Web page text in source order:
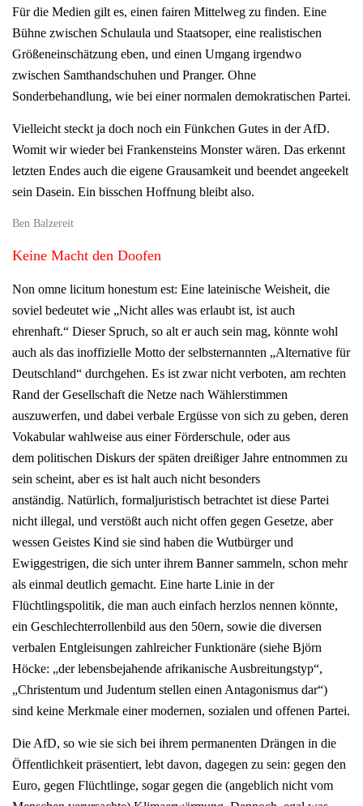
Für die Medien gilt es, einen fairen Mittelweg zu finden. Eine
Bühne zwischen Schulaula und Staatsoper, eine realistischen
Größeneinschätzung eben, und einen Umgang irgendwo
zwischen Samthandschuhen und Pranger. Ohne
Sonderbehandlung, wie bei einer normalen demokratischen Partei.
Vielleicht steckt ja doch noch ein Fünkchen Gutes in der AfD.
Womit wir wieder bei Frankensteins Monster wären. Das erkennt
letzten Endes auch die eigene Grausamkeit und beendet angeekelt
sein Dasein. Ein bisschen Hoffnung bleibt also.
Ben Balzereit
Keine Macht den Doofen
Non omne licitum honestum est: Eine lateinische Weisheit, die
soviel bedeutet wie „Nicht alles was erlaubt ist, ist auch
ehrenhaft.“ Dieser Spruch, so alt er auch sein mag, könnte wohl
auch als das inoffizielle Motto der selbsternannten „Alternative für
Deutschland“ durchgehen. Es ist zwar nicht verboten, am rechten
Rand der Gesellschaft die Netze nach Wählerstimmen
auszuwerfen, und dabei verbale Ergüsse von sich zu geben, deren
Vokabular wahlweise aus einer Förderschule, oder aus
dem politischen Diskurs der späten dreißiger Jahre entnommen zu
sein scheint, aber es ist halt auch nicht besonders
anständig. Natürlich, formaljuristisch betrachtet ist diese Partei
nicht illegal, und verstößt auch nicht offen gegen Gesetze, aber
wessen Geistes Kind sie sind haben die Wutbürger und
Ewiggestrigen, die sich unter ihrem Banner sammeln, schon mehr
als einmal deutlich gemacht. Eine harte Linie in der
Flüchtlingspolitik, die man auch einfach herzlos nennen könnte,
ein Geschlechterrollenbild aus den 50ern, sowie die diversen
verbalen Entgleisungen zahlreicher Funktionäre (siehe Björn
Höcke: „der lebensbejahende afrikanische Ausbreitungstyp“,
„Christentum und Judentum stellen einen Antagonismus dar“)
sind keine Merkmale einer modernen, sozialen und offenen Partei.
Die AfD, so wie sie sich bei ihrem permanenten Drängen in die
Öffentlichkeit präsentiert, lebt davon, dagegen zu sein: gegen den
Euro, gegen Flüchtlinge, sogar gegen die (angeblich nicht vom